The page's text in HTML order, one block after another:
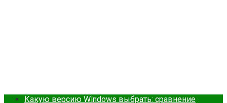
Какую версию Windows выбрать: сравнение